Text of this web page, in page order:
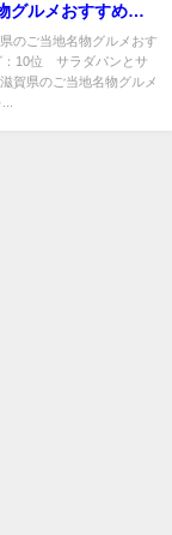
グルメおすすめラ
のご当地名物グルメおす
：10位 サラダパンとサ
賀県のご当地名物グルメ